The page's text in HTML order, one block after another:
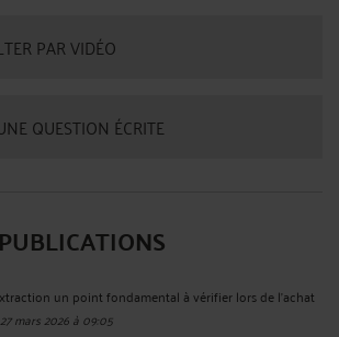
PAR VIDÉO
QUESTION ÉCRITE
un point fondamental à vérifier lors de l'achat
mars 2026 à 09:05